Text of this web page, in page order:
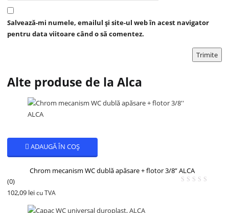
Salvează-mi numele, emailul și site-ul web în acest navigator
pentru data viitoare când o să comentez.
Alte produse de la Alca
ADAUGĂ ÎN COȘ
Chrom mecanism WC dublă apăsare + flotor 3/8” ALCA
(0)
102,09 lei cu TVA